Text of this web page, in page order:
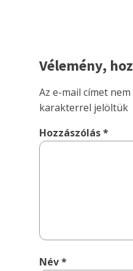
Vélemény,
Az e-mail címet
karakterrel jelöltük
Hozzászólás*
Név*